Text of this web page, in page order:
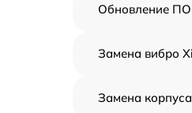
Обновление ПО
Замена вибро
Замена